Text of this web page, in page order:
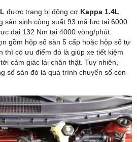
được trang bị động cơ Kappa 1.4L
sản sinh công suất 93 mã lực tại 6000
đại 132 Nm tại 4000 vòng/phút.
gồm hộp số sàn 5 cấp hoặc hộp số tự
thì có ưu điểm đó là giúp xe tiết kiệm
cảm giác lái chân thật. Tuy nhiên,
số sàn đó là quá trình chuyển số còn